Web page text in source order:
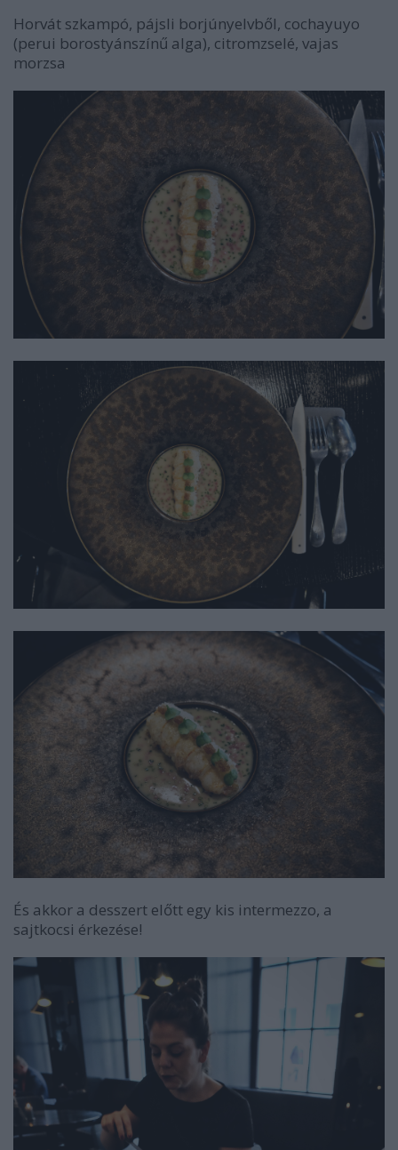
Horvát szkampó, pájsli borjúnyelvből, cochayuyo
(perui borostyánszínű alga), citromzselé, vajas
morzsa
És akkor a desszert előtt egy kis intermezzo, a
sajtkocsi érkezése!